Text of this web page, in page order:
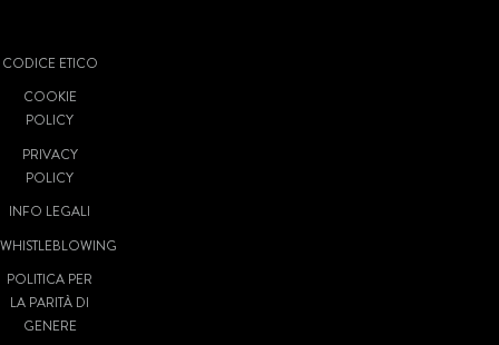
CODICE ETICO
COOKIE
POLICY
PRIVACY
POLICY
INFO LEGALI
WHISTLEBLOWING
POLITICA PER
LA PARITÀ DI
GENERE